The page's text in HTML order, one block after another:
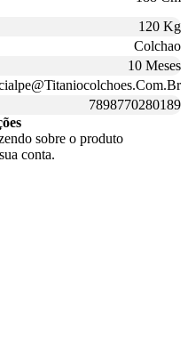
120 Kg
Colchao
10 Meses
7898770280189
sobre o produto
conta.